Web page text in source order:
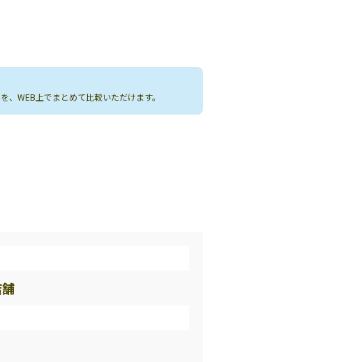
WEB上でまとめて比較いただけます。